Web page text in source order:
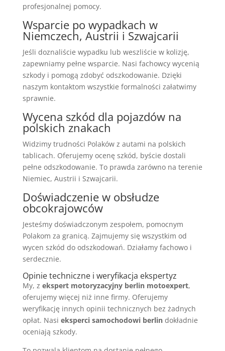
profesjonalnej pomocy.
Wsparcie po wypadkach w
Niemczech, Austrii i Szwajcarii
Jeśli doznaliście wypadku lub weszliście w kolizję,
zapewniamy pełne wsparcie. Nasi fachowcy wycenią
szkody i pomogą zdobyć odszkodowanie. Dzięki
naszym kontaktom wszystkie formalności załatwimy
sprawnie.
Wycena szkód dla pojazdów na
polskich znakach
Widzimy trudności Polaków z autami na polskich
tablicach. Oferujemy ocenę szkód, byście dostali
pełne odszkodowanie. To prawda zarówno na terenie
Niemiec, Austrii i Szwajcarii.
Doświadczenie w obsłudze
obcokrajowców
Jesteśmy doświadczonym zespołem, pomocnym
Polakom za granicą. Zajmujemy się wszystkim od
wycen szkód do odszkodowań. Działamy fachowo i
serdecznie.
Opinie techniczne i weryfikacja ekspertyz
My, z ekspert motoryzacyjny berlin motoexpert,
oferujemy więcej niż inne firmy. Oferujemy
weryfikację innych opinii technicznych bez żadnych
opłat. Nasi eksperci samochodowi berlindokładnie
oceniają szkody.